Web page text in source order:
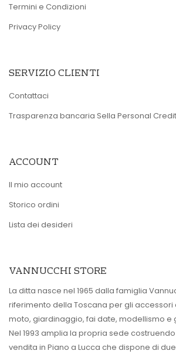
Termini e Condizioni
Privacy Policy
SERVIZIO CLIENTI
Contattaci
Trasparenza bancaria Sella Personal Credit
ACCOUNT
Il mio account
Storico ordini
Lista dei desideri
VANNUCCHI STORE
La ditta nasce nel 1965 dalla famiglia
riferimento della Toscana per gli accessori
moto, giardinaggio, fai date, modellismo e
Nel 1993 amplia la propria sede
vendita in Piano a Lucca che dispone di